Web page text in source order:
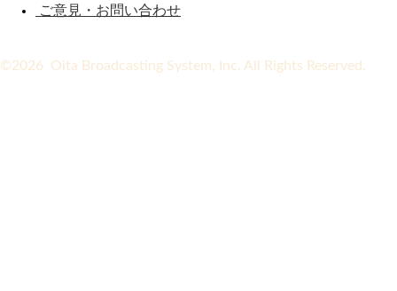
ご意見・お問い合わせ
©2026 Oita Broadcasting System, Inc. All Rights Reserved.